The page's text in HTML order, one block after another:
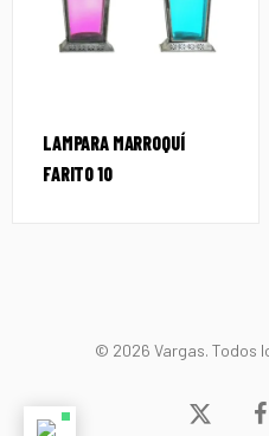
LAMPARA MARROQUÍ
FARITO 10
© 2026 Vargas. Todos
x-